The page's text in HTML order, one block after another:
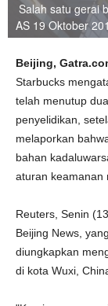
Salah satu gerai
AS 19 Oktober
Beijing,
Starbucks
telah menutup
penyelidikan,
melaporkan
bahan
aturan keamanan
Reuters, Senin
Beijing News,
diungkapkan
di kota Wuxi,